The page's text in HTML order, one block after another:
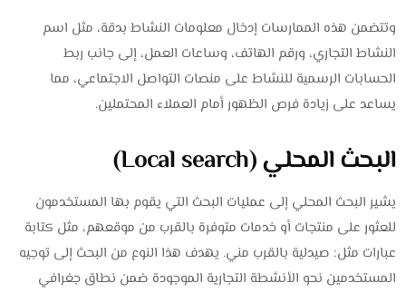
وتتضمن هذه الممارسات إدخال معلومات النشاط بدقة، مثل اسم
النشاط التجاري، ورقم الهاتف، وساعات العمل، إلى جانب ربط
الحسابات الرسمية للنشاط على منصات التواصل الاجتماعي، مما
يساعد على زيادة فرص الظهور أمام العملاء المحتملين.
البحث المحلي (Local search)
يشير البحث المحلي إلى عمليات البحث التي يقوم بها المستخدمون
للعثور على منتجات أو خدمات متوفرة بالقرب من موقعهم، مثل كتابة
عبارات مثل: صيدلية بالقرب مني. يهدف هذا النوع من البحث إلى توجيه
المستخدمين نحو الأنشطة التجارية الموجودة ضمن نطاق جغرافي